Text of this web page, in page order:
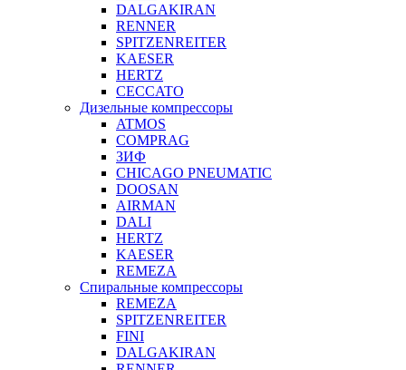
DALGAKIRAN
RENNER
SPITZENREITER
KAESER
HERTZ
CECCATO
Дизельные компрессоры
ATMOS
COMPRAG
ЗИФ
CHICAGO PNEUMATIC
DOOSAN
AIRMAN
DALI
HERTZ
KAESER
REMEZA
Спиральные компрессоры
REMEZA
SPITZENREITER
FINI
DALGAKIRAN